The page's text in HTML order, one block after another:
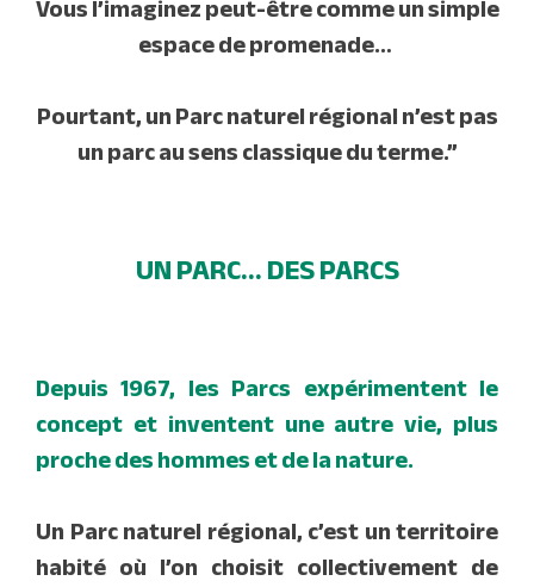
Vous l’imaginez peut-être comme un simple
espace de promenade…
Pourtant, un Parc naturel régional n’est pas
un parc au sens classique du terme.”
UN PARC...DES PARCS
Depuis 1967, les Parcs expérimentent le
concept et inventent une autre vie, plus
proche des hommes et de la nature.
UnParc naturel régional, c’est un territoire
habité où l’on choisit collectivement de